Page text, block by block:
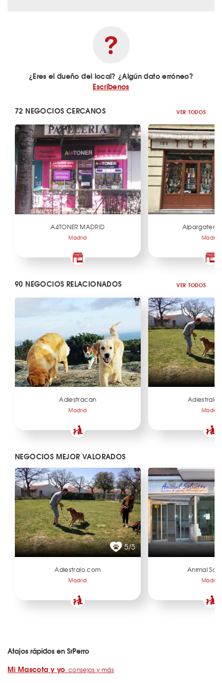
¿Eres el dueño del local? ¿Algún dato erróneo?
Escríbenos
72 NEGOCIOS CERCANOS VER TODOS
A4TONER MADRID
Madrid
Alpargatería
Madrid
90 NEGOCIOS RELACIONADOS VER TODOS
Adiestracan
Madrid Madrid
NEGOCIOS MEJOR VALORADOS
5/5
Adiestralo.com
Madrid
Animal
Madrid
Atajos rápidos en SrPerro
Mi Mascota y yo: consejos y más